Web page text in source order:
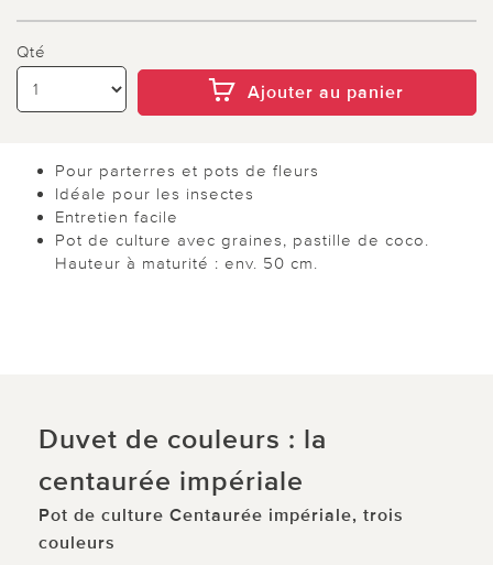
Qté
Ajouter au panier
Pour parterres et pots de fleurs
Idéale pour les insectes
Entretien facile
Pot de culture avec graines, pastille de coco.
Hauteur à maturité : env. 50 cm.
Duvet de couleurs : la
centaurée impériale
Pot de culture Centaurée impériale, trois
couleurs